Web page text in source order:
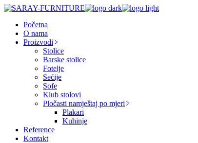
Skip
content
Početna
O nama
Proizvodi
Stolice
Barske stolice
Fotelje
Sećije
Sofe
Klub stolovi
Pločasti namještaj po mjeri
Plakari
Kuhinje
Reference
Kontakt